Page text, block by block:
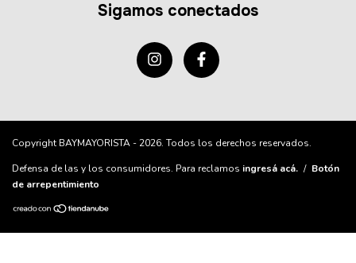
Sigamos conectados
Copyright BAYMAYORISTA - 2026. Todos los derechos reservados.
Defensa de las y los consumidores. Para reclamos ingresá acá. / Botón
de arrepentimiento